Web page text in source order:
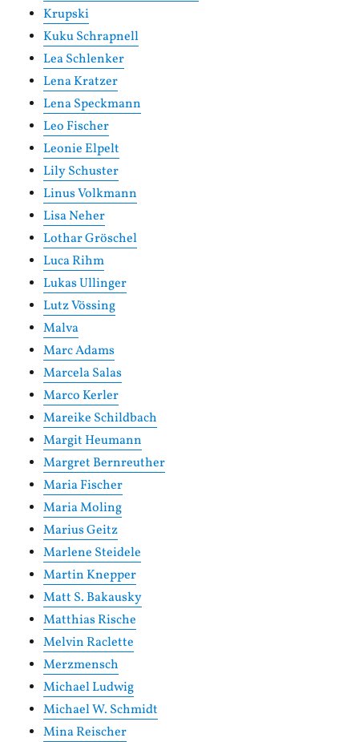
Krupski
Kuku Schrapnell
Lea Schlenker
Lena Kratzer
Lena Speckmann
Leo Fischer
Leonie Elpelt
Lily Schuster
Linus Volkmann
Lisa Neher
Lothar Gröschel
Luca Rihm
Lukas Ullinger
Lutz Vössing
Malva
Marc Adams
Marcela Salas
Marco Kerler
Mareike Schildbach
Margit Heumann
Margret Bernreuther
Maria Fischer
Maria Moling
Marius Geitz
Marlene Steidele
Martin Knepper
Matt S. Bakausky
Matthias Rische
Melvin Raclette
Merzmensch
Michael Ludwig
Michael W. Schmidt
Mina Reischer